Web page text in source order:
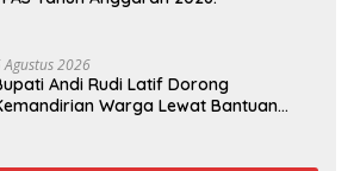
Agustus 2026
Andi Rudi Latif Dorong
Warga Lewat Bantuan